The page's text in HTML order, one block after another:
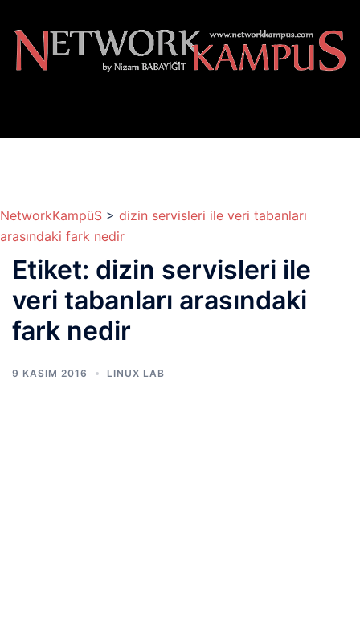
atla
NetworkKampüS > dizin servisleri ile veri tabanları
arasındaki fark nedir
Etiket: dizin servisleri ile
veri tabanları arasındaki
fark nedir
9 KASIM 2016 LINUX LAB